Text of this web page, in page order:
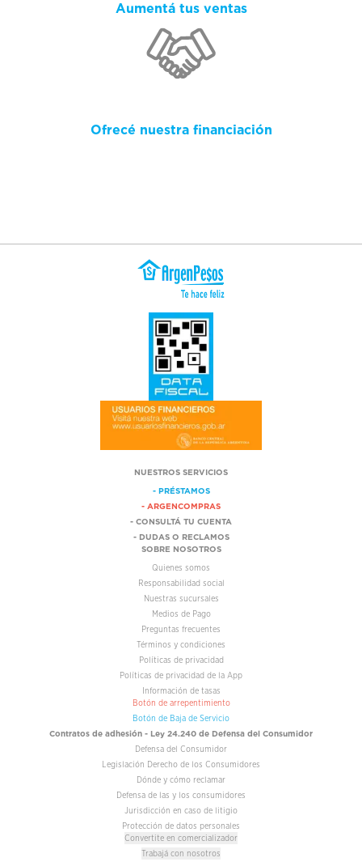
Aumentá tus ventas
Ofrecé nuestra financiación
NUESTROS SERVICIOS
- PRÉSTAMOS
- ARGENCOMPRAS
- CONSULTÁ TU CUENTA
- DUDAS O RECLAMOS
SOBRE NOSOTROS
Quienes somos
Responsabilidad social
Nuestras sucursales
Medios de Pago
Preguntas frecuentes
Términos y condiciones
Políticas de privacidad
Políticas de privacidad de la App
Información de tasas
Botón de arrepentimiento
Botón de Baja de Servicio
Contratos de adhesión - Ley 24.240 de Defensa del Consumidor
Defensa del Consumidor
Legislación Derecho de los Consumidores
Dónde y cómo reclamar
Defensa de las y los consumidores
Jurisdicción en caso de litigio
Protección de datos personales
Convertite en comercializador
Trabajá con nosotros